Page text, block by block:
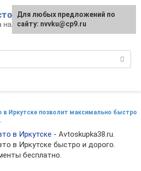
налогов, налоговые
в Иркутске позволит максимально быстро
в Иркутске - Avtoskupka38.ru.
в Иркутске быстро и дорого.
бесплатно.
Для любых предложений по
сайту: nvvku@cp9.ru